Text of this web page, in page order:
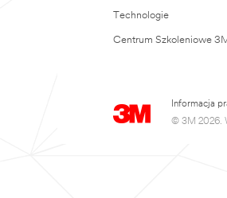
Technologie
Centrum Szkoleniowe
Informacja
© 3M 2026.